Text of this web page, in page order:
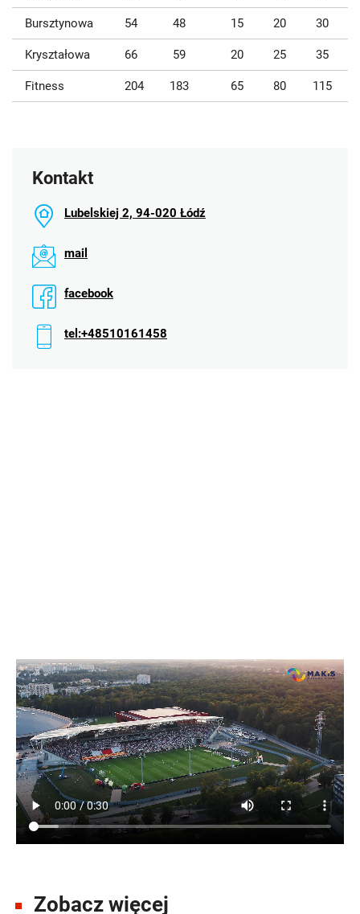
Bursztynowa 54 48 15 20 30
Kryształowa 66 59 20 25 35
Fitness 204 183 65 80 115
Kontakt
Lubelskiej 2, 94-020 Łódź
mail
facebook
tel:+48510161458
Zobacz więcej